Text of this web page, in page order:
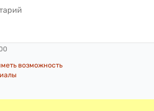
возможность